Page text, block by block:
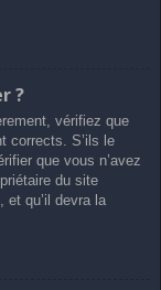
?
vérifiez que
corrects. S’ils le
que vous n’avez
du site
et qu’il devra la